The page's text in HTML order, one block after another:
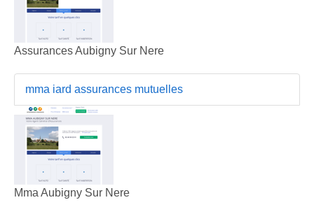
Assurances Aubigny Sur Nere
mma iard assurances mutuelles
Mma Aubigny Sur Nere